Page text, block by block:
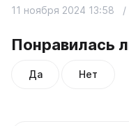
Понравилась
Да Нет
11 ноября 2024 13:58 /